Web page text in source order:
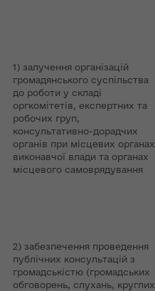
1) залучення організацій
громадянського суспільства
до роботи у складі
оргкомітетів, експертних та
робочих груп,
консультативно-дорадчих
органів при місцевих органах
виконавчої влади та органах
місцевого самоврядування
2) забезпечення проведення
публічних консультацій з
громадськістю (громадських
обговорень, слухань, круглих